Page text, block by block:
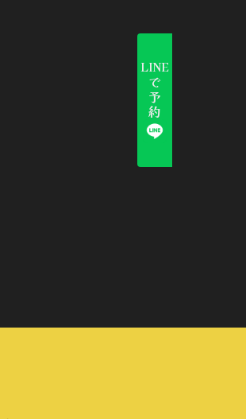
LINE
で
予
約